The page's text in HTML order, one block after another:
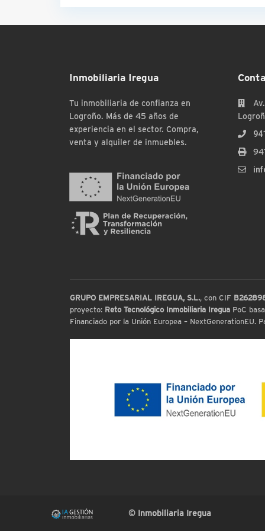
Inmobiliaria Iregua
Tu inmobiliaria de confianza en
Logroño. Más de 45 años de
experiencia en el sector. Compra,
venta y alquiler de inmuebles.
GRUPO EMPRESARIAL IREGUA, S.L., con CIF
proyecto: Reto Tecnológico Inmobiliaria IreguaPoC
Financiado por la Unión Europea – NextGenerationEU.
© Inmobiliaria Iregua